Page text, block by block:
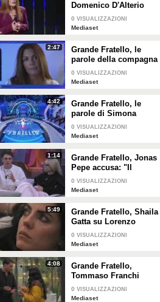
Domenico D'Alterio
affronta la sua
compagna Valentina
0 VISUALIZZAZIONI
Mediaset
2:47
Grande Fratello, le
parole della compagna
di Domenico D'Alterio
0 VISUALIZZAZIONI
Mediaset
4:42
Grande Fratello, le
parole di Simona
Ventura per Anita
Mazzotta
0 VISUALIZZAZIONI
Mediaset
1:14
Grande Fratello, Jonas
Pepe accusa: "Il
contatto tra alcuni è
strategia"
0 VISUALIZZAZIONI
Mediaset
5:49
Grande Fratello, Shaila
Gatta su Lorenzo
Spolverato: "Non
siamo più noi due, è
0 VISUALIZZAZIONI
Mediaset
4:08
Grande Fratello,
Tommaso Franchi
spiega a Shaila Gatta
le ragioni del
0 VISUALIZZAZIONI
Mediaset
PLAY
3751 • diMediaset